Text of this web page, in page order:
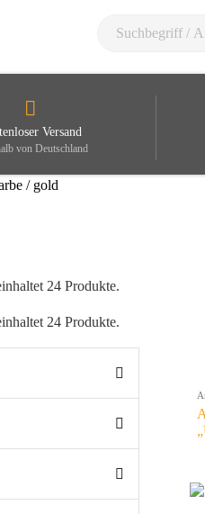
Versand
von Deutschland
/ gold
24 Produkte.
24 Produkte.